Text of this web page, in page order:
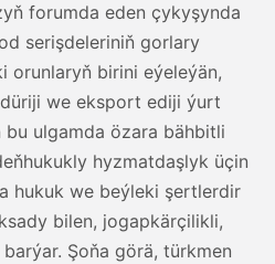
forumda eden çykyşynda
serişdeleriniň gorlary
orunlaryň birini eýeleýän,
we eksport ediji ýurt
bu ulgamda özara bähbitli
hyzmatdaşlyk üçin
hukuk we beýleki şertlerdir
bilen, jogapkärçilikli,
Şoňa görä, türkmen